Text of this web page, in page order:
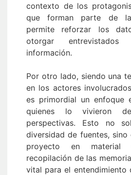
contexto de los
que forman parte de
permite reforzar los
otorgar
información.
Por otro lado, siendo una
en los actores
es primordial un enfoque
quienes lo vivieron
perspectivas. Esto no
diversidad de fuentes,
proyecto en
recopilación de las
vital para el entendimiento